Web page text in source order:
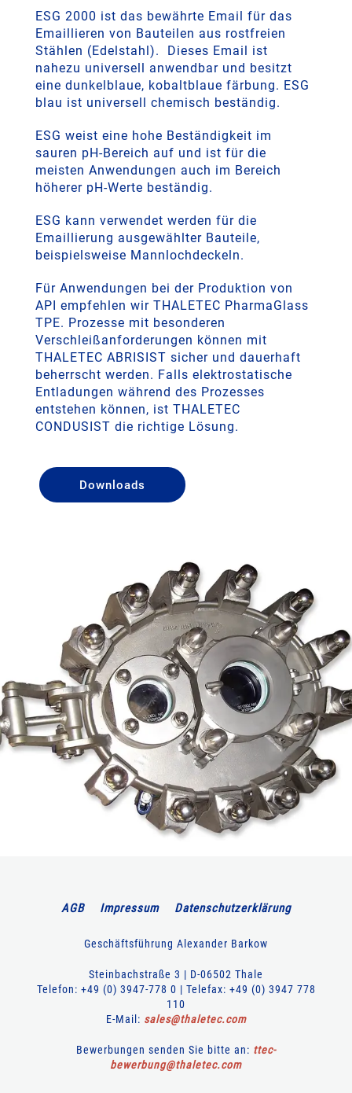
ESG 2000 ist das bewährte Email für das
Emaillieren von Bauteilen aus rostfreien
Stählen (Edelstahl). Dieses Email ist
nahezu universell anwendbar und besitzt
eine dunkelblaue, kobaltblaue färbung. ESG
blau ist universell chemisch beständig.
ESG weist eine hohe Beständigkeit im
sauren pH-Bereich auf und ist für die
meisten Anwendungen auch im Bereich
höherer pH-Werte beständig.
ESG kann verwendet werden für die
Emaillierung ausgewählter Bauteile,
beispielsweise Mannlochdeckeln.
Für Anwendungen bei der Produktion von
API empfehlen wir THALETEC PharmaGlass
TPE. Prozesse mit besonderen
Verschleißanforderungen können mit
THALETEC ABRISIST sicher und dauerhaft
beherrscht werden. Falls elektrostatische
Entladungen während des Prozesses
entstehen können, ist THALETEC
CONDUSIST die richtige Lösung.
Downloads
AGB Impressum Datenschutzerklärung
Geschäftsführung Alexander Barkow
Steinbachstraße 3 | D-06502 Thale
Telefon: +49 (0) 3947-778 0 | Telefax: +49 (0) 3947 778
110
E-Mail: sales@thaletec.com
Bewerbungen senden Sie bitte an: ttec-
bewerbung@thaletec.com